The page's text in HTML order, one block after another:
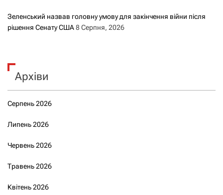
Зеленський назвав головну умову для закінчення війни після
рішення Сенату США8 Серпня, 2026
Архіви
Серпень 2026
Липень 2026
Червень 2026
Травень 2026
Квітень 2026